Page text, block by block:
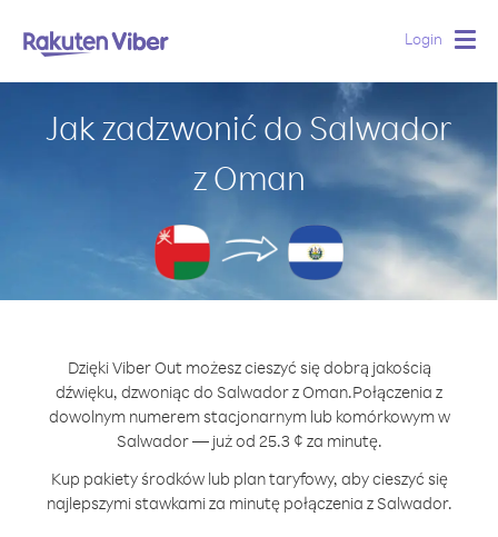
Login
Jak zadzwonić do Salwador
z Oman
Dzięki Viber Out możesz cieszyć się dobrą jakością
dźwięku, dzwoniąc do Salwador z Oman.Połączenia z
dowolnym numerem stacjonarnym lub komórkowym w
Salwador — już od 25.3 ¢ za minutę.
Kup pakiety środków lub plan taryfowy, aby cieszyć się
najlepszymi stawkami za minutę połączenia z Salwador.